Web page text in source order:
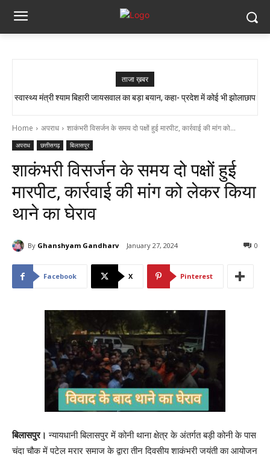
ताजा ख़बर
सांप ने काटा तो उसे गले में डाल लिया, फिर 14 KM बाइक दौड़ाकर पहुंचा अस्पताल
Home अपराध शाकंभरी विसर्जन के समय दो पक्षों हुई मारपीट, कार्रवाई की मांग को...
अपराध छत्तीसगढ़ बिलासपुर
शाकंभरी विसर्जन के समय दो पक्षों हुई
मारपीट, कार्रवाई की मांग को लेकर किया
थाने का घेराव
By Ghanshyam Gandharv January 27, 2024 0
Facebook X Pinterest
बिलासपुर। न्यायधानी बिलासपुर में कोनी थाना क्षेत्र के अंतर्गत बड़ी कोनी के पास
चंदा चौक में पटेल मरार समाज के द्वारा तीन दिवसीय शाकंभरी जयंती का आयोजन